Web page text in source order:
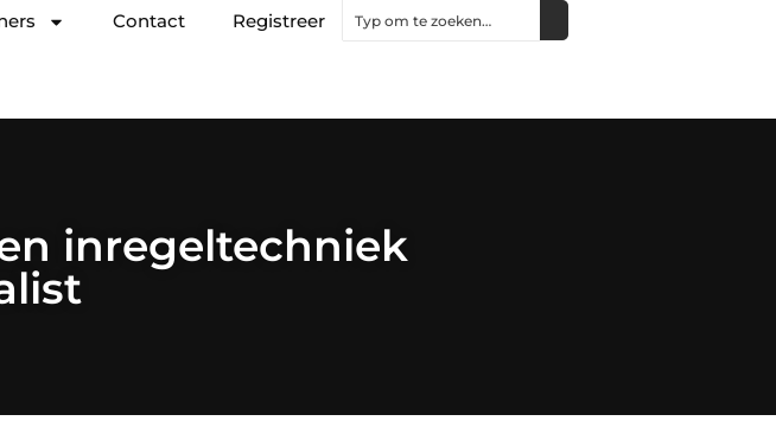
Contact Registreer
inregeltechniek